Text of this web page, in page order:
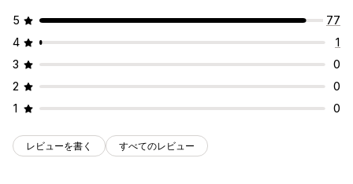
5
77
4
1
3
0
2
0
1
0
レビューを書く すべてのレビュー